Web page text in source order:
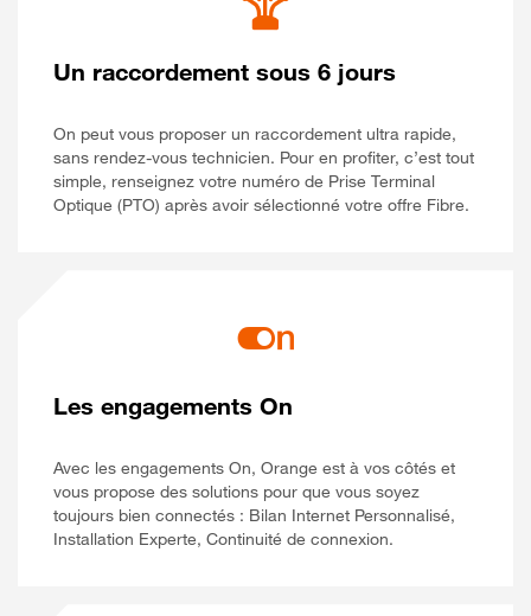
Un raccordement sous 6 jours
On peut vous proposer un raccordement ultra rapide,
sans rendez-vous technicien. Pour en profiter, c’est tout
simple, renseignez votre numéro de Prise Terminal
Optique (PTO) après avoir sélectionné votre offre Fibre.
Les engagements On
Avec les engagements On, Orange est à vos côtés et
vous propose des solutions pour que vous soyez
toujours bien connectés : Bilan Internet Personnalisé,
Installation Experte, Continuité de connexion.